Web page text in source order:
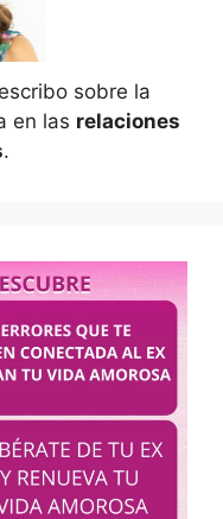
sobre la
en las relaciones
.